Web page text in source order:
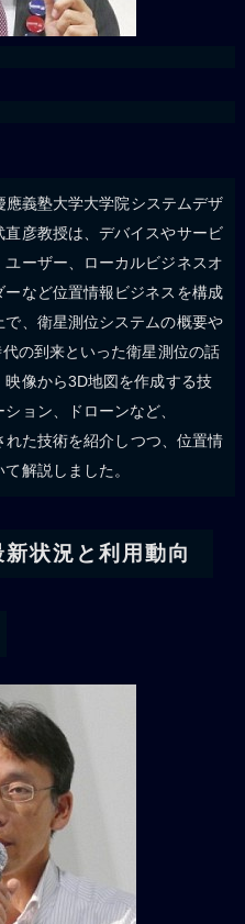
義塾大学大学院システムデザ
彦教授は、デバイスやサービ
ーザー、ローカルビジネスオ
など位置情報ビジネスを構成
、衛星測位システムの概要や
の到来といった衛星測位の話
像から3D地図を作成する技
ョン、ドローンなど、
た技術を紹介しつつ、位置情
解説しました。
状況と利用動向